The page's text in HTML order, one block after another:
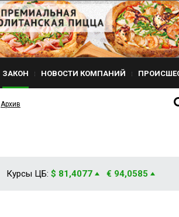
ЗАКОН НОВОСТИ КОМПАНИЙ
Архив
Курсы ЦБ: $ 81,4077 € 94,0585